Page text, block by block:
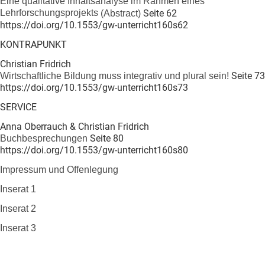
Lehrforschungsprojekts (Abstract) Seite 62
https://doi.org/10.1553/gw-unterricht160s62
KONTRAPUNKT
Christian Fridrich
Wirtschaftliche Bildung muss integrativ und plural sein! Seite 73
https://doi.org/10.1553/gw-unterricht160s73
SERVICE
Anna Oberrauch & Christian Fridrich
Buchbesprechungen Seite 80
https://doi.org/10.1553/gw-unterricht160s80
Impressum und Offenlegung
Inserat 1
Inserat 2
Inserat 3